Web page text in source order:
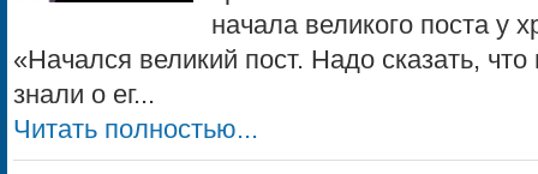
начала великого поста у
«Начался великий пост. Надо сказать,
знали о ег...
Читать полностью...